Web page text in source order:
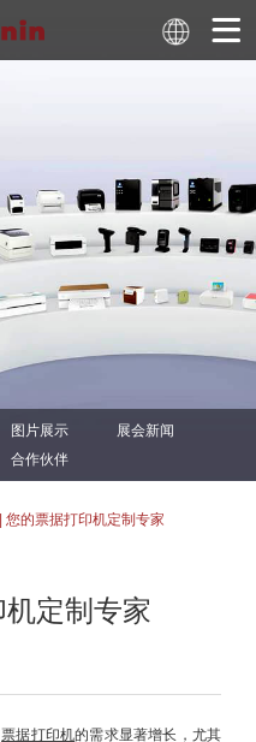
图片展示
展会新闻
合作伙伴
您的票据打印机定制专家
定制专家
票据打印机的需求显著增长，尤其